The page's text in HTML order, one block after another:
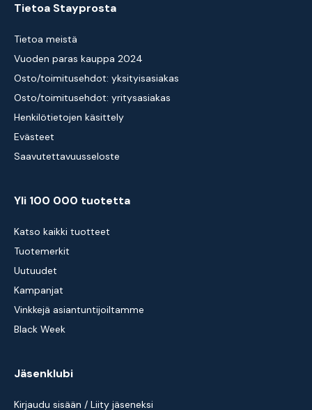
Tietoa Stayprosta
Tietoa meistä
Vuoden paras kauppa 2024
Osto/toimitusehdot: yksityisasiakas
Osto/toimitusehdot: yritysasiakas
Henkilötietojen käsittely
Evästeet
Saavutettavuusseloste
Yli 100 000 tuotetta
Katso kaikki tuotteet
Tuotemerkit
Uutuudet
Kampanjat
Vinkkejä asiantuntijoiltamme
Black Week
Jäsenklubi
Kirjaudu sisään / Liity jäseneksi